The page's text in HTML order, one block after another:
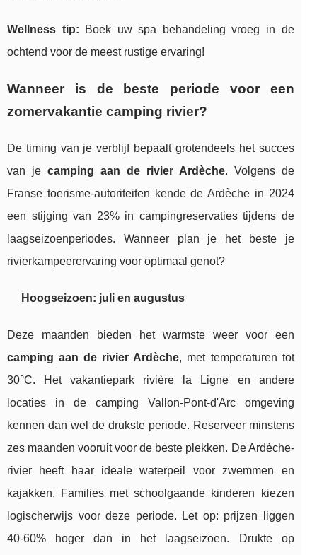
Wellness tip: Boek uw spa behandeling vroeg in de
ochtend voor de meest rustige ervaring!
Wanneer is de beste periode voor een
zomervakantie camping rivier?
De timing van je verblijf bepaalt grotendeels het succes
van je camping aan de rivier Ardèche. Volgens de
Franse toerisme-autoriteiten kende de Ardèche in 2024
een stijging van 23% in campingreservaties tijdens de
laagseizoenperiodes. Wanneer plan je het beste je
rivierkampeerervaring voor optimaal genot?
Hoogseizoen: juli en augustus
Deze maanden bieden het warmste weer voor een
camping aan de rivier Ardèche, met temperaturen tot
30°C. Het vakantiepark rivière la Ligne en andere
locaties in de camping Vallon-Pont-d'Arc omgeving
kennen dan wel de drukste periode. Reserveer minstens
zes maanden vooruit voor de beste plekken. De Ardèche-
rivier heeft haar ideale waterpeil voor zwemmen en
kajakken. Families met schoolgaande kinderen kiezen
logischerwijs voor deze periode. Let op: prijzen liggen
40-60% hoger dan in het laagseizoen. Drukte op